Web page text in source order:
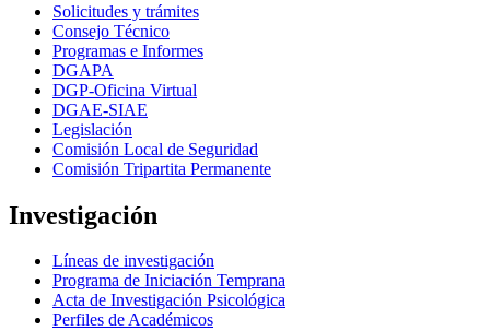
Solicitudes y trámites
Consejo Técnico
Programas e Informes
DGAPA
DGP-Oficina Virtual
DGAE-SIAE
Legislación
Comisión Local de Seguridad
Comisión Tripartita Permanente
Investigación
Líneas de investigación
Programa de Iniciación Temprana
Acta de Investigación Psicológica
Perfiles de Académicos